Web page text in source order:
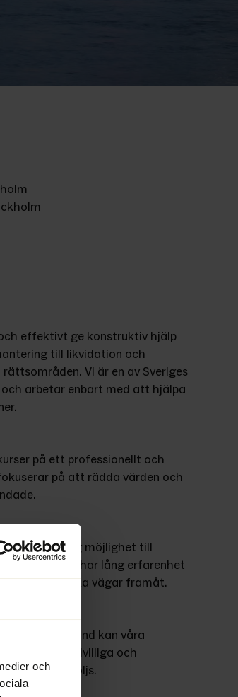
och
effektivt ge konstruktiv hjälp
till likvidation och
Vi är en av Sveriges
arbetar enbart med att hjälpa
på ett professionellt och
på att rädda värden och
företag möjlighet till
har lång erfarenhet
och praktiska vägar framåt.
på obestånd kan våra
både frivilliga och
alla regler följs.